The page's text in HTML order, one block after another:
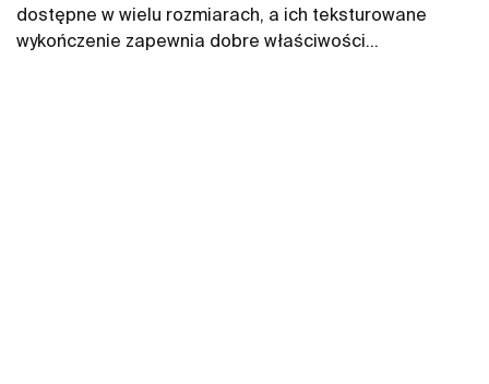
dostępne w wielu rozmiarach, a ich teksturowane
wykończenie zapewnia dobre właściwości